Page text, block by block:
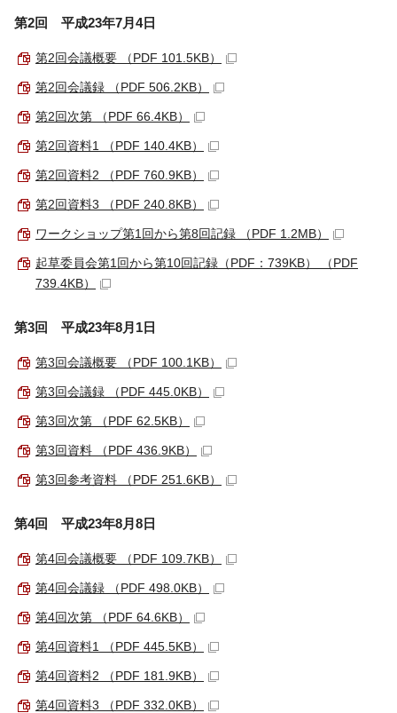
第2回 平成23年7月4日
第2回会議概要 （PDF 101.5KB）
第2回会議録 （PDF 506.2KB）
第2回次第 （PDF 66.4KB）
第2回資料1 （PDF 140.4KB）
第2回資料2 （PDF 760.9KB）
第2回資料3 （PDF 240.8KB）
ワークショップ第1回から第8回記録 （PDF 1.2MB）
起草委員会第1回から第10回記録（PDF：739KB） （PDF
739.4KB）
第3回 平成23年8月1日
第3回会議概要 （PDF 100.1KB）
第3回会議録 （PDF 445.0KB）
第3回次第 （PDF 62.5KB）
第3回資料 （PDF 436.9KB）
第3回参考資料 （PDF 251.6KB）
第4回 平成23年8月8日
第4回会議概要 （PDF 109.7KB）
第4回会議録 （PDF 498.0KB）
第4回次第 （PDF 64.6KB）
第4回資料1 （PDF 445.5KB）
第4回資料2 （PDF 181.9KB）
第4回資料3 （PDF 332.0KB）